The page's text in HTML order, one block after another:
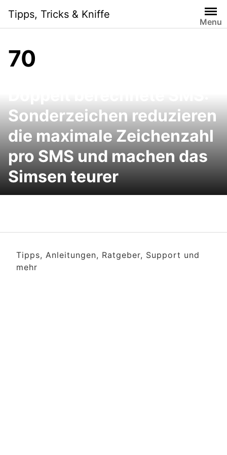
content
Tipps, Tricks & Kniffe
Menu
70
Sonderzeichen reduzieren
die maximale Zeichenzahl
pro SMS und machen das
Simsen teurer
Tipps, Anleitungen, Ratgeber, Support und
mehr